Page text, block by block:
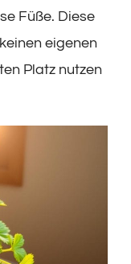
Füße. Diese
eigenen
Platz nutzen